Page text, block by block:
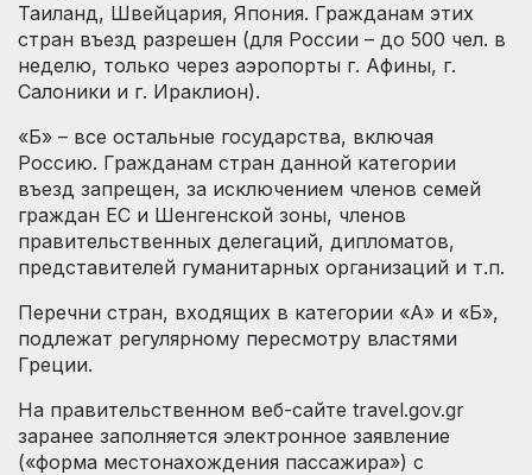
Таиланд, Швейцария, Япония. Гражданам этих
стран въезд разрешен (для России – до 500 чел. в
неделю, только через аэропорты г. Афины, г.
Салоники и г. Ираклион).
«Б» – все остальные государства, включая
Россию. Гражданам стран данной категории
въезд запрещен, за исключением членов семей
граждан ЕС и Шенгенской зоны, членов
правительственных делегаций, дипломатов,
представителей гуманитарных организаций и т.п.
Перечни стран, входящих в категории «А» и «Б»,
подлежат регулярному пересмотру властями
Греции.
На правительственном веб-сайте travel.gov.gr
заранее заполняется электронное заявление
(«форма местонахождения пассажира») с